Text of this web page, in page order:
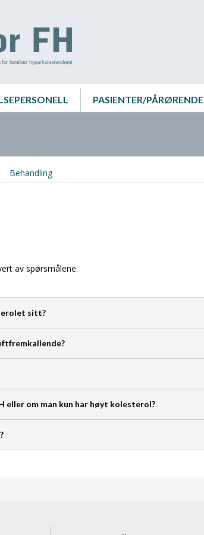
PASIENTER/PÅRØRENDE
Behandling
av spørsmålene.
sitt?
eller om man kun har høyt kolesterol?